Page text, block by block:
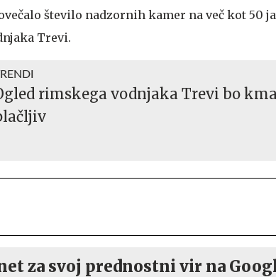
število nadzornih kamer na več kot 50
Trevi.
rimskega vodnjaka Trevi bo
za svoj prednostni vir na